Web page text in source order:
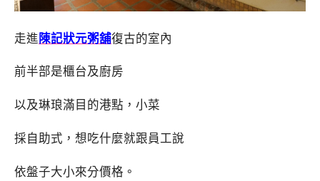
走進陳記狀元粥舖復古的室內
前半部是櫃台及廚房
以及琳琅滿目的港點，小菜
採自助式，想吃什麼就跟員工說
依盤子大小來分價格。